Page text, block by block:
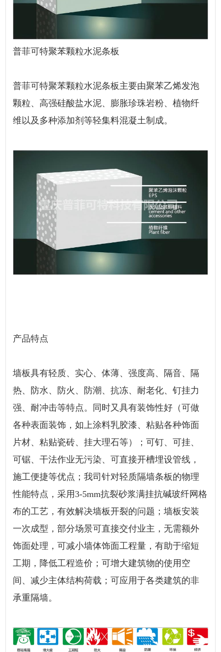
普菲可特聚苯颗粒水泥条板
普菲可特聚苯颗粒水泥条板主要由聚苯乙烯发泡
颗粒、 高强硅酸盐水泥、膨胀珍珠岩粉、植物纤
维以及多种添加剂等轻集料混凝土制成。
产品特点
墙板具有轻质、实心、体薄、强度高、隔音、隔
热、防水、防火、防潮、抗冻、耐老化、钉挂力
强、耐冲击等特点。同时又具有装饰性好（可做
各种表面装饰，如上涂料乳胶漆、粘贴各种饰面
片材、粘贴瓷砖、挂大理石等）；可钉、可挂、
可锯、干法作业无污染、可直接开槽埋设管线，
施工便捷等优点；我司针对轻质隔墙条板的物理
性能特点，采用3-5mm抗裂砂浆满挂抗碱玻纤网格
布的工艺，有效解决墙板开裂的问题；墙板安装
一次成型，部分场景可直接交付业主，无需额外
饰面处理，可减小墙体饰面工程量，有助于缩短
工期，降低工程造价；可增大建筑物的使用空
间、减少主体结构荷载；可应用于各类建筑的非
承重隔墙。